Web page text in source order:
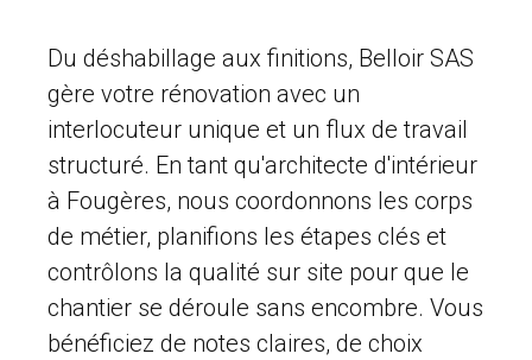
Du déshabillage aux finitions, Belloir SAS
gère votre rénovation avec un
interlocuteur unique et un flux de travail
structuré. En tant qu'architecte d'intérieur
à Fougères, nous coordonnons les corps
de métier, planifions les étapes clés et
contrôlons la qualité sur site pour que le
chantier se déroule sans encombre. Vous
bénéficiez de notes claires, de choix